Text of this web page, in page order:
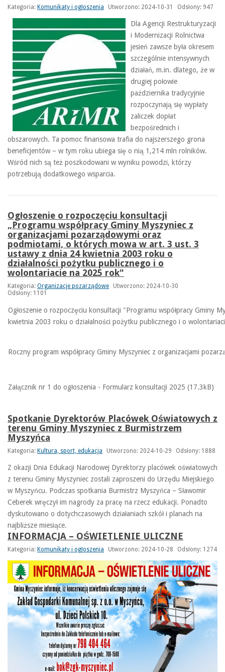
Kategoria: Komunikaty i ogłoszenia Utworzono: 2024-10-31 Odsłony: 947
Dla Agencji Restrukturyzacji
i Modernizacji Rolnictwa
jesień zawsze była okresem
szczególnie intensywnych
działań, m.in. dlatego, że w
drugiej połowie
października tradycyjnie
rozpoczynają się wypłaty
zaliczek dopłat
bezpośrednich i
obszarowych. Ta pomoc finansowa trafia do najszerszego grona
beneficjentów – w tym roku ubiega się o nią 1,214 mln rolników.
Wśród nich są też poszkodowani w wyniku powodzi, którzy
potrzebują dodatkowego wsparcia.
Ogłoszenie o rozpoczęciu konsultacji
„Programu współpracy Gminy Myszyniec z
organizacjami pozarządowymi oraz
podmiotami, o których mowa w art. 3 ust. 3
ustawy z dnia 24 kwietnia 2003 roku o
działalności pożytku publicznego i o
wolontariacie na 2025 rok"
Kategoria: Organizacje pozarządowe
Utworzono: 2024-10-30
Odsłony: 1101
Ogłoszenie o rozpoczęciu konsultacji "Programu współpracy
kwietnia 2003 roku o działalności pożytku publicznego i o
Roczny program współpracy Gminy Myszyniec z organizacjami
Załącznik nr 1 do ogłoszenia - Formularz konsultacji 2025 (17.3kB)
Spotkanie Dyrektorów Placówek Oświatowych z
terenu Gminy Myszyniec z Burmistrzem
Myszyńca
Kategoria: Kultura, sport, edukacja Utworzono: 2024-10-29 Odsłony: 1888
Z okazji Dnia Edukacji Narodowej Dyrektorzy placówek oświatowych
z terenu Gminy Myszyniec zostali zaproszeni do Urzędu Miejskiego
w Myszyńcu. Podczas spotkania Burmistrz Myszyńca – Sławomir
Ceberek wręczył im nagrody za pracę na rzecz edukacji. Ponadto
dyskutowano o dotychczasowych działaniach szkół i planach na
najbliższe miesiące.
INFORMACJA – OŚWIETLENIE ULICZNE
Kategoria: Komunikaty i ogłoszenia Utworzono: 2024-10-28 Odsłony: 1274